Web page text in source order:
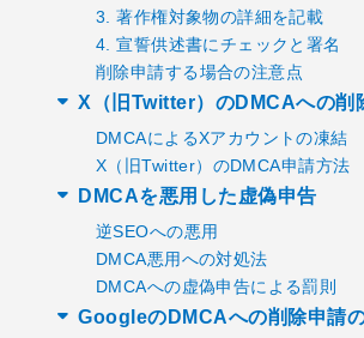
3. 著作権対象物の詳細を記載
4. 宣誓供述書にチェックと署名
削除申請する場合の注意点
X（旧Twitter）のDMCAへの削
DMCAによるXアカウントの凍結
X（旧Twitter）のDMCA申請方法
DMCAを悪用した虚偽申告
逆SEOへの悪用
DMCA悪用への対処法
DMCAへの虚偽申告による罰則
GoogleのDMCAへの削除申請